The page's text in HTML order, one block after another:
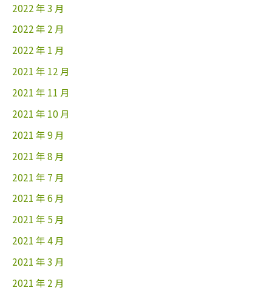
2022 年 3 月
2022 年 2 月
2022 年 1 月
2021 年 12 月
2021 年 11 月
2021 年 10 月
2021 年 9 月
2021 年 8 月
2021 年 7 月
2021 年 6 月
2021 年 5 月
2021 年 4 月
2021 年 3 月
2021 年 2 月